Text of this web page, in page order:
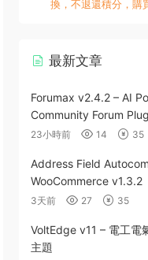
換，不退還積分，購
最新文章
Forumax v2.4.2 – AI
Community Forum
23小時前 14 35
Address Field
WooCommerce v1.3.2
3天前 27 35
VoltEdge v11 – 電工電
主題